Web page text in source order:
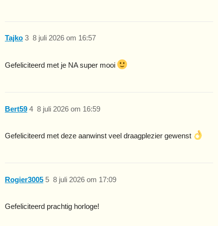
Tajko 8 juli 2026 om 16:57
3
Gefeliciteerd met je NA super mooi
Bert59 8 juli 2026 om 16:59
4
Gefeliciteerd met deze aanwinst veel draagplezier gewenst
Rogier3005 8 juli 2026 om 17:09
5
Gefeliciteerd prachtig horloge!